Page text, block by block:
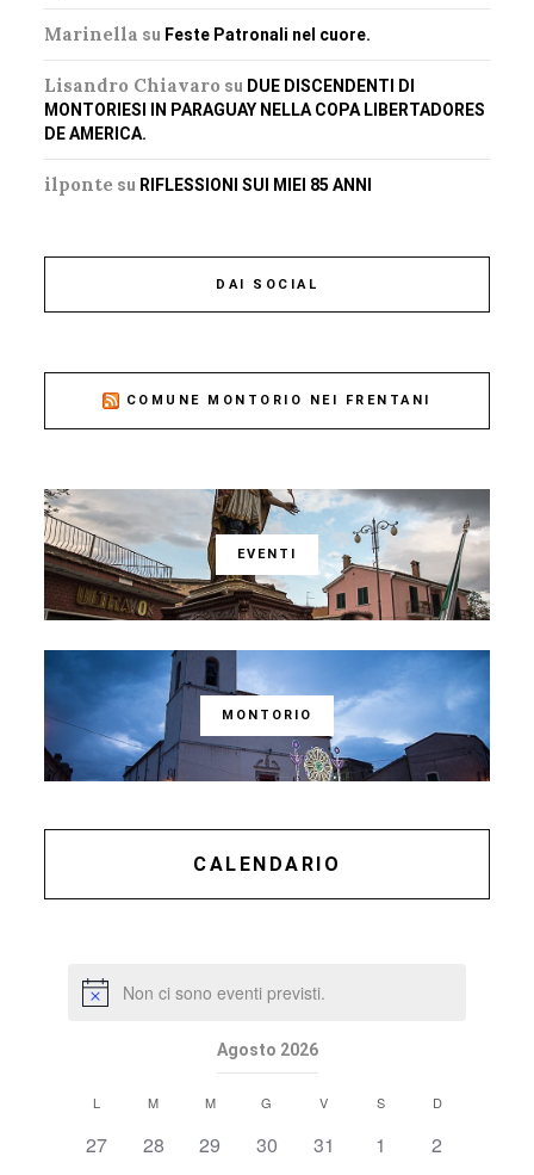
Marinella su Feste Patronali nel cuore.
Lisandro Chiavaro su DUE DISCENDENTI DI
MONTORIESI IN PARAGUAY NELLA COPA LIBERTADORES
DE AMERICA.
ilponte su RIFLESSIONI SUI MIEI 85 ANNI
DAI SOCIAL
COMUNE MONTORIO NEI FRENTANI
EVENTI
MONTORIO
CALENDARIO
Non ci sono eventi previsti.
Agosto 2026
Calendario
Eventi
L M M G V S D
0
27
0
28
0
29
0
30
0
31
0
1
0
2